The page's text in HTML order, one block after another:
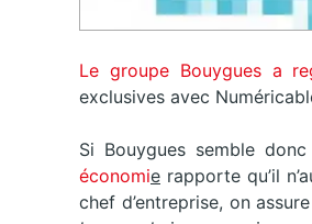
Le groupe Bouygues a
exclusives avec
Si Bouygues semble
économie rapporte qu’il
chef d’entreprise, on assure